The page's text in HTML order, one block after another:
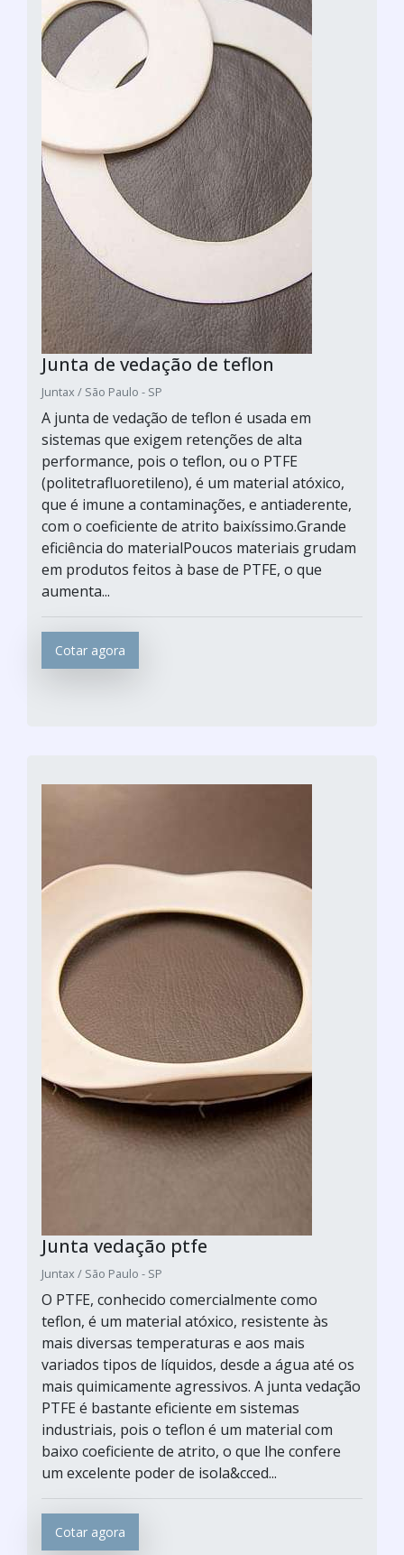
Junta de vedação de teflon
Juntax / São Paulo - SP
A junta de vedação de teflon é usada em
sistemas que exigem retenções de alta
performance, pois o teflon, ou o PTFE
(politetrafluoretileno), é um material atóxico,
que é imune a contaminações, e antiaderente,
com o coeficiente de atrito baixíssimo.Grande
eficiência do materialPoucos materiais grudam
em produtos feitos à base de PTFE, o que
aumenta...
Cotar agora
Junta vedação ptfe
Juntax / São Paulo - SP
O PTFE, conhecido comercialmente como
teflon, é um material atóxico, resistente às
mais diversas temperaturas e aos mais
variados tipos de líquidos, desde a água até os
mais quimicamente agressivos. A junta vedação
PTFE é bastante eficiente em sistemas
industriais, pois o teflon é um material com
baixo coeficiente de atrito, o que lhe confere
um excelente poder de isola&cced...
Cotar agora